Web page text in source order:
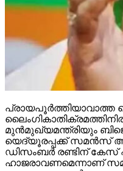
പ്രായപൂര്‍ത്തിയാവാത്ത
മുന്‍മുഖ്യമന്ത്രിയും
യെദ്യൂരപ്പക്ക് സമന്‍സ്
ഡിസംബര്‍ രണ്ടിന് കേസ്
ഹാജരാവണമെന്നാണ്